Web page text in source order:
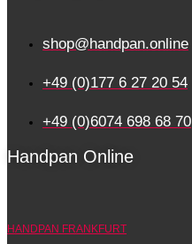
shop@handpan.online
+49 (0)177 6 27 20 54
+49 (0)6074 698 68 70
Handpan Online
HANDPAN FRANKFURT